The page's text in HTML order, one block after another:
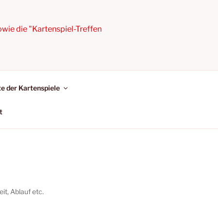
die "Kartenspiel-Treffen
der Kartenspiele
Ablauf etc.